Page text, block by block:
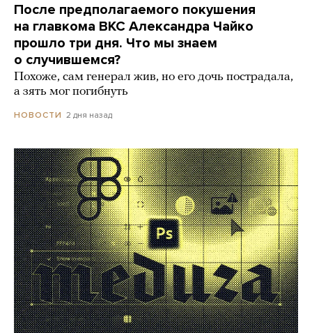
После предполагаемого покушения
на главкома ВКС Александра Чайко
прошло три дня. Что мы знаем
о случившемся?
Похоже, сам генерал жив, но его дочь пострадала,
а зять мог погибнуть
НОВОСТИ 2 дня назад